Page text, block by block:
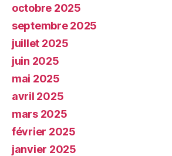
octobre 2025
septembre 2025
juillet 2025
juin 2025
mai 2025
avril 2025
mars 2025
février 2025
janvier 2025